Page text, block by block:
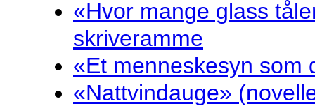
«Hvor mange glass
skriveramme
«Et menneskesyn som
«Nattvindauge»